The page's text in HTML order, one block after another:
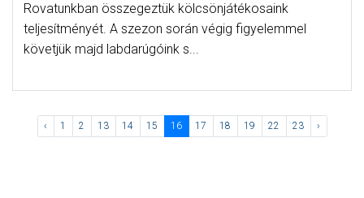
Rovatunkban összegeztük kölcsönjátékosaink
teljesítményét. A szezon során végig figyelemmel
követjük majd labdarúgóink s...
‹ 1 2 13 14 15 16 17 18 19 22 23 ›